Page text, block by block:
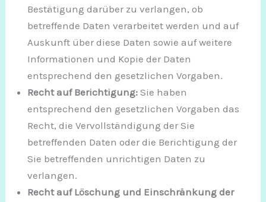
Bestätigung darüber zu verlangen, ob
betreffende Daten verarbeitet werden und auf
Auskunft über diese Daten sowie auf weitere
Informationen und Kopie der Daten
entsprechend den gesetzlichen Vorgaben.
Recht auf Berichtigung: Sie haben
entsprechend den gesetzlichen Vorgaben das
Recht, die Vervollständigung der Sie
betreffenden Daten oder die Berichtigung der
Sie betreffenden unrichtigen Daten zu
verlangen.
Recht auf Löschung und Einschränkung der